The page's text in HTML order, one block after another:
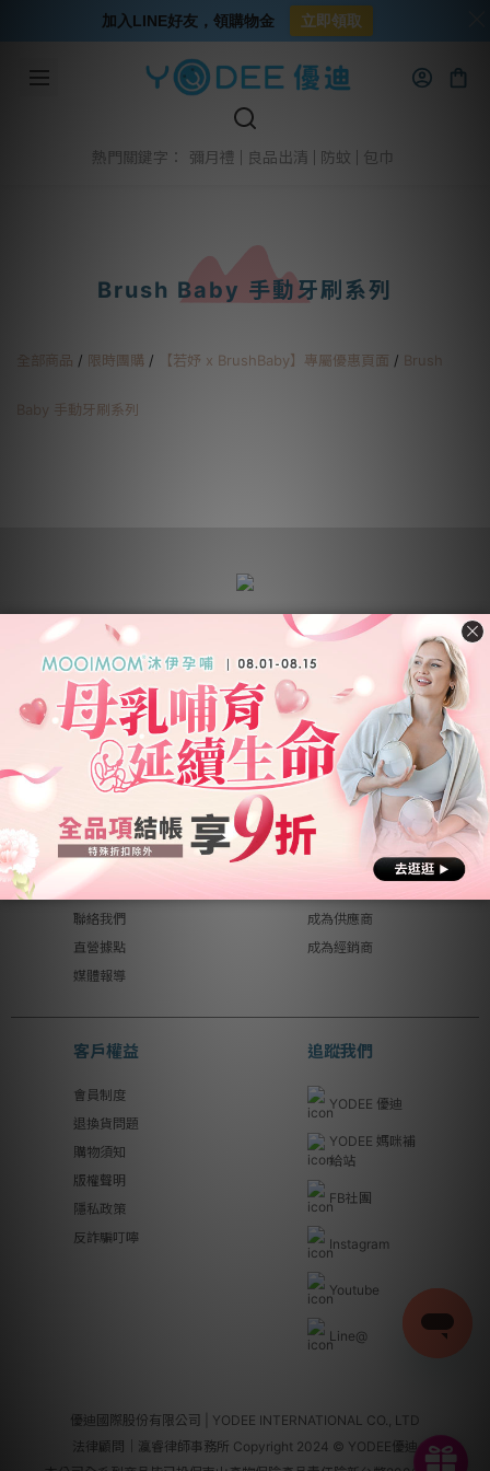
熱門關鍵字： 彌月禮 良品出清 防蚊 包巾
Brush Baby 手動牙刷系列
全部商品 / 限時團購 / 【若妤 x BrushBaby】專屬優惠頁面 / Brush
Baby 手動牙刷系列
營業名稱：優迪國際股份有限公司
公司統編：54342742
公司地址：新北市汐止區新台五路一段102號21樓
客服電話：(02) 2696-1681
客服時間：週一至週五 9:00~18:00
關於優迪
關於我們
異業合作
工作機會
聯絡我們
直營據點
媒體報導
銷售合作
品牌總覽
成為供應商
成為經銷商
客戶權益
會員制度
退換貨問題
購物須知
版權聲明
隱私政策
反詐騙叮嚀
追蹤我們
YODEE 優迪
YODEE 媽咪補
給站
FB社團
Instagram
Youtube
Line@
優迪國際股份有限公司 | YODEE INTERNATIONAL CO., LTD
法律顧問｜瀛睿律師事務所 Copyright 2024 © YODEE優迪
加入LINE好友，領購物金 立即領取